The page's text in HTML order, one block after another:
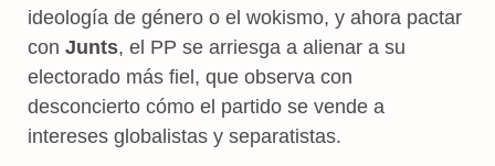
ideología de género o el wokismo, y ahora pactar
con Junts, el PP se arriesga a alienar a su
electorado más fiel, que observa con
desconcierto cómo el partido se vende a
intereses globalistas y separatistas.